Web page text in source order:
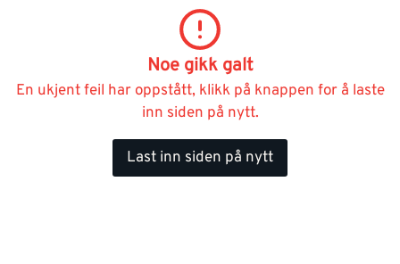
Noe gikk galt
En ukjent feil har oppstått, klikk på knappen for å laste
inn siden på nytt.
Last inn siden på nytt